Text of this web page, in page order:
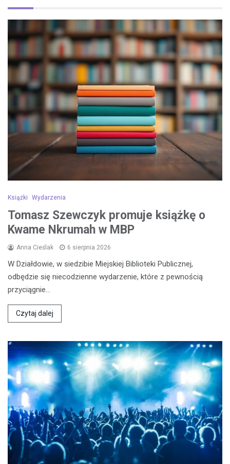
Książki Wydarzenia
Tomasz Szewczyk promuje książkę o
Kwame Nkrumah w MBP
Anna Cieślak 6 sierpnia 2026
W Działdowie, w siedzibie Miejskiej Biblioteki Publicznej,
odbędzie się niecodzienne wydarzenie, które z pewnością
przyciągnie…
Czytaj dalej